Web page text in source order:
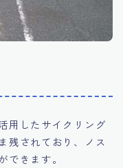
用したサイクリング
残されており、ノス
できます。